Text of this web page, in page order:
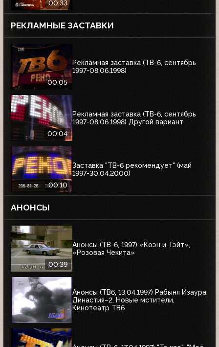
00:33
РЕКЛАМНЫЕ ЗАСТАВКИ
00:05
Рекламная заставка (ТВ-6, сентябрь
1997-08.06.1998)
00:04
Рекламная заставка (ТВ-6, сентябрь
1997-08.06.1998) Другой вариант
00:10
Заставка "ТВ-6 рекомендует" (май
1997-30.04.2000)
АНОНСЫ
00:39
Анонсы (ТВ-6, 1997) «Коэн и Тэйт»,
«Розовая Чекита»
Анонсы (ТВ6, 13.04.1997) Рабыня Изаура,
Династия–2, Новые мстители,
Кинотеатр ТВ6